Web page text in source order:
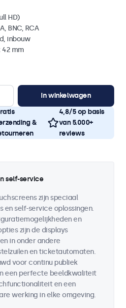
HD)
BNC, RCA
inbouw
42 mm
In winkelwagen
&
4,8/5 op basis
van 5.000+
reviews
self-service
zijn speciaal
en self-service oplossingen.
en
zijn de displays
in onder andere
en ticketautomaten.
voor continu publiek
een perfecte beeldkwaliteit
en een
werking in elke omgeving.